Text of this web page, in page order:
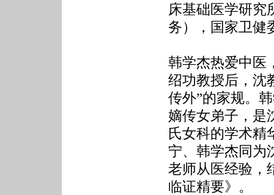
床基础医学研究
务），国家卫健
韩学杰热爱中医
绍功教授后，沈
传外”的家规。
嫡传女弟子，是
氏女科的学术精
宁、韩学杰同为
老师从医经验，
临证精要》。